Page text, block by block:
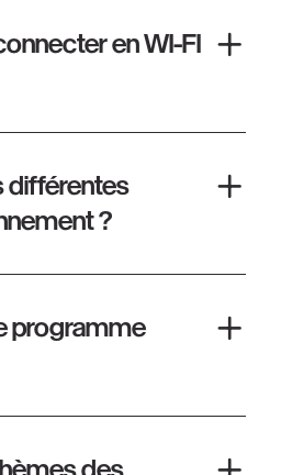
en WI-FI
différentes
?
programme
des